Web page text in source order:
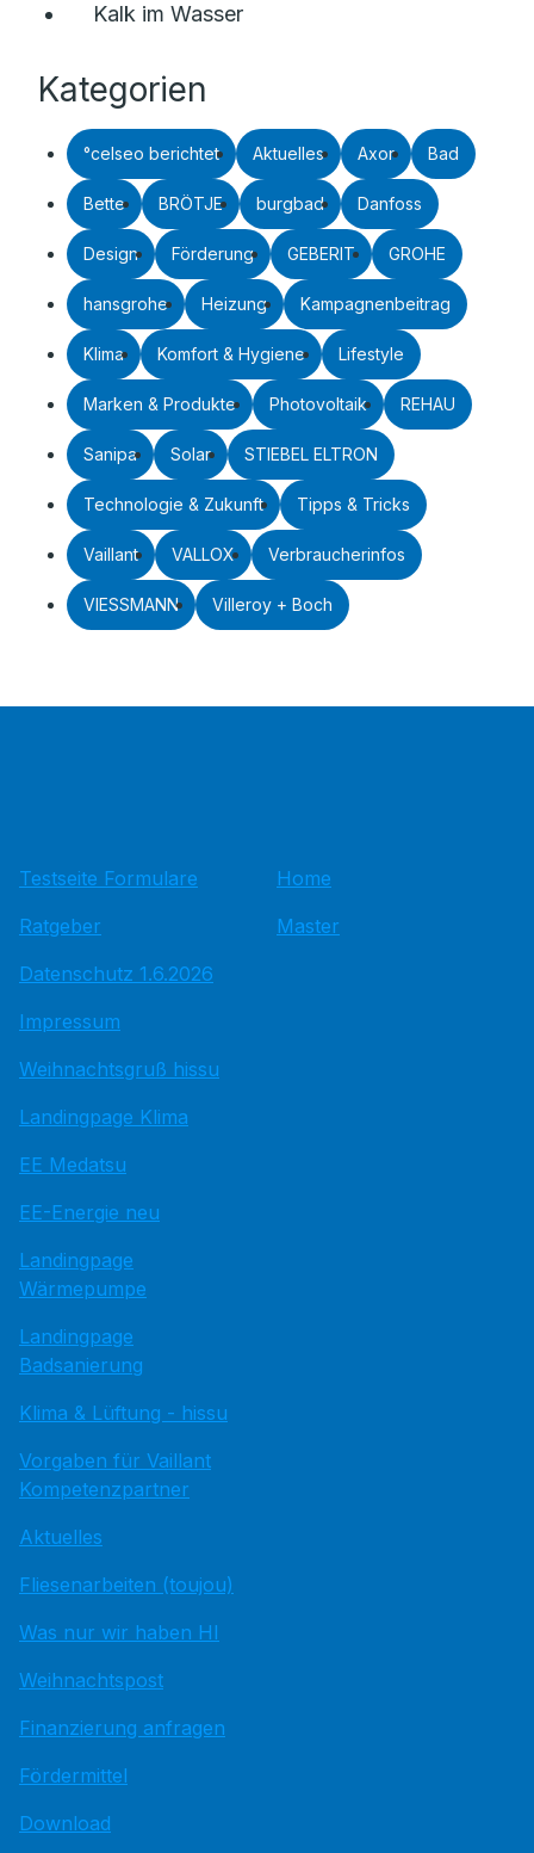
Kalk im Wasser
Kategorien
°celseo berichtet Aktuelles Axor Bad
Bette BRÖTJE burgbad Danfoss
Design Förderung GEBERIT GROHE
hansgrohe Heizung Kampagnenbeitrag
Klima Komfort & Hygiene Lifestyle
Marken & Produkte Photovoltaik REHAU
Sanipa Solar STIEBEL ELTRON
Technologie & Zukunft Tipps & Tricks
Vaillant VALLOX Verbraucherinfos
VIESSMANN Villeroy + Boch
Testseite Formulare
Ratgeber
Datenschutz 1.6.2026
Impressum
Weihnachtsgruß hissu
Landingpage Klima
EE Medatsu
EE-Energie neu
Landingpage
Wärmepumpe
Landingpage
Badsanierung
Klima & Lüftung - hissu
Vorgaben für Vaillant
Kompetenzpartner
Aktuelles
Fliesenarbeiten (toujou)
Was nur wir haben HI
Weihnachtspost
Finanzierung anfragen
Fördermittel
Download
Home
Master